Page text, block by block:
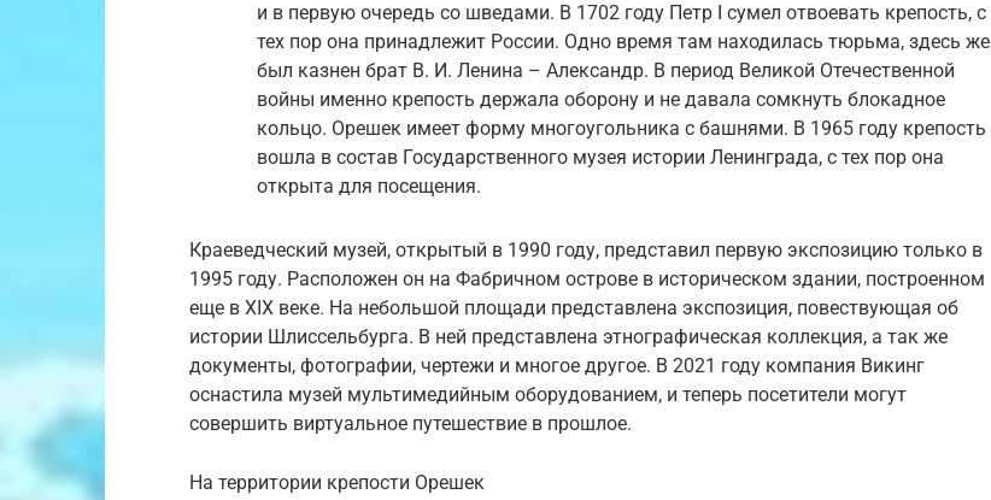
и в первую очередь со шведами. В 1702 году Петр I сумел отвоевать крепость, с
тех пор она принадлежит России. Одно время там находилась тюрьма, здесь же
был казнен брат В. И. Ленина – Александр. В период Великой Отечественной
войны именно крепость держала оборону и не давала сомкнуть блокадное
кольцо. Орешек имеет форму многоугольника с башнями. В 1965 году крепость
вошла в состав Государственного музея истории Ленинграда, с тех пор она
открыта для посещения.
Краеведческий музей, открытый в 1990 году, представил первую экспозицию только в
1995 году. Расположен он на Фабричном острове в историческом здании, построенном
еще в XIX веке. На небольшой площади представлена экспозиция, повествующая об
истории Шлиссельбурга. В ней представлена этнографическая коллекция, а так же
документы, фотографии, чертежи и многое другое. В 2021 году компания Викинг
оснастила музей мультимедийным оборудованием, и теперь посетители могут
совершить виртуальное путешествие в прошлое.
На территории крепости Орешек